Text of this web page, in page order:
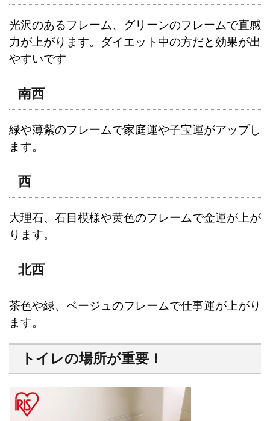
光沢のあるフレーム、グリーンのフレームで直感
力が上がります。ダイエット中の方だと効果が出
やすいです
南西
緑や薄紫のフレームで家庭運や子宝運がアップし
ます。
西
大理石、石目模様や黄色のフレームで金運が上が
ります。
北西
茶色や緑、ベージュのフレームで仕事運が上がり
ます。
トイレの場所が重要！